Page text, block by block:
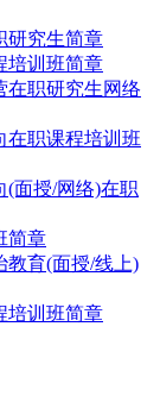
研究生简章
培训班简章
在职研究生网络
在职课程培训班
(面授/网络)在职
简章
教育(面授/线上)
培训班简章